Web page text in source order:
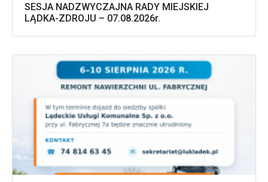
SESJA NADZWYCZAJNA RADY MIEJSKIEJ
LĄDKA-ZDROJU – 07.08.2026r.